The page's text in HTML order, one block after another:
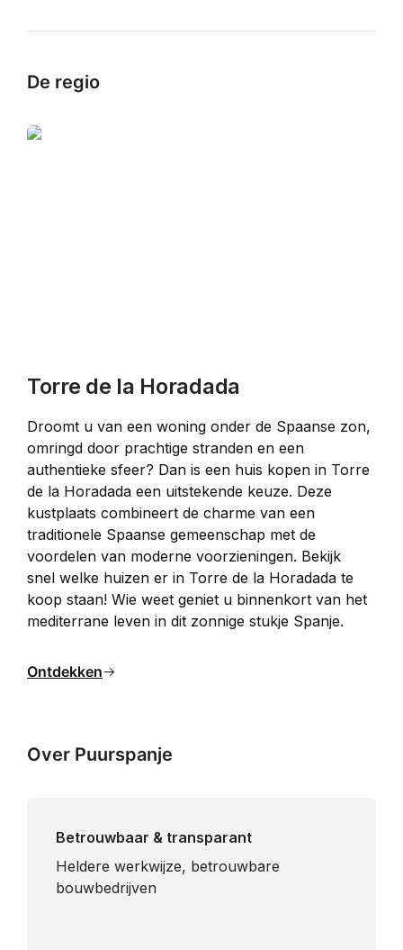
De regio
Torre de la Horadada
Droomt u van een woning onder de Spaanse zon,
omringd door prachtige stranden en een
authentieke sfeer? Dan is een huis kopen in Torre
de la Horadada een uitstekende keuze. Deze
kustplaats combineert de charme van een
traditionele Spaanse gemeenschap met de
voordelen van moderne voorzieningen. Bekijk
snel welke huizen er in Torre de la Horadada te
koop staan! Wie weet geniet u binnenkort van het
mediterrane leven in dit zonnige stukje Spanje.​
Ontdekken
Over Puurspanje
Betrouwbaar & transparant
Heldere werkwijze, betrouwbare
bouwbedrijven